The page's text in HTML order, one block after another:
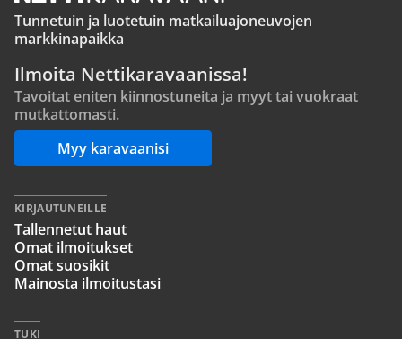
Tunnetuin ja luotetuin matkailuajoneuvojen
markkinapaikka
Ilmoita Nettikaravaanissa!
Tavoitat eniten kiinnostuneita ja myyt tai vuokraat
mutkattomasti.
Myy karavaanisi
KIRJAUTUNEILLE
Tallennetut haut
Omat ilmoitukset
Omat suosikit
Mainosta ilmoitustasi
TUKI